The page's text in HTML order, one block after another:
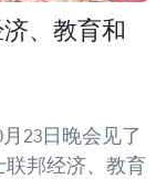
、教育和
23日晚会见了
邦经济、教育